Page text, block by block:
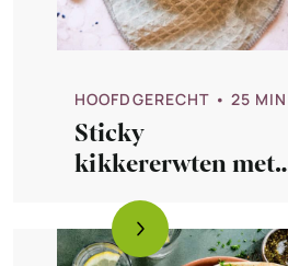
HOOFDGERECHT • 25 MIN
Sticky
kikkererwten met
aubergine